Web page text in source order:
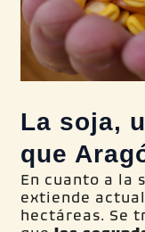
La soja,
que
En cuanto a la
extiende
hectáreas. Se